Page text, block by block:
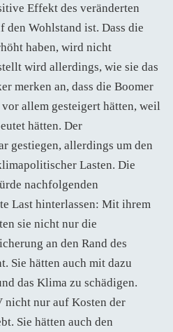
Effekt des veränderten
den Wohlstand ist. Dass die
haben, wird nicht
wird allerdings, wie sie das
merken an, dass die Boomer
allem gesteigert hätten, weil
hätten. Der
gestiegen, allerdings um den
Lasten. Die
nachfolgenden
Last hinterlassen: Mit ihrem
sie nicht nur die
an den Rand des
Sie hätten auch mit dazu
das Klima zu schädigen.
nicht nur auf Kosten der
Sie hätten auch den